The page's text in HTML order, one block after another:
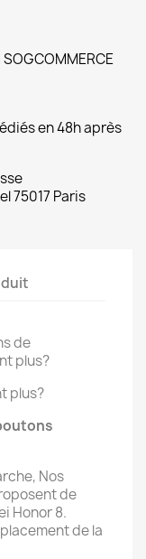
en 48h après
75017 Paris
de
plus?
plus?
Nos
de
Honor 8.
de la